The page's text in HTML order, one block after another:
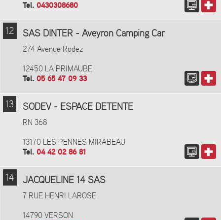
Tel. 0430308680
12 SAS DINTER - Aveyron Camping Car
274 Avenue Rodez
12450 LA PRIMAUBE
Tel. 05 65 47 09 33
13 SODEV - ESPACE DETENTE
RN 368
13170 LES PENNES MIRABEAU
Tel. 04 42 02 86 81
14 JACQUELINE 14 SAS
7 RUE HENRI LAROSE
14790 VERSON